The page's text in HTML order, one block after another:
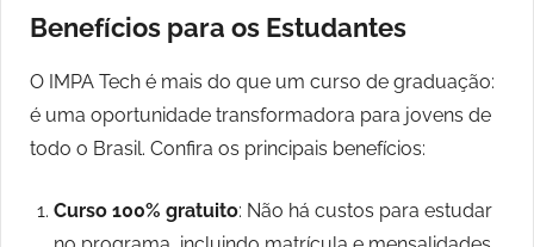
Benefícios para os Estudantes
O IMPA Tech é mais do que um curso de graduação:
é uma oportunidade transformadora para jovens de
todo o Brasil. Confira os principais benefícios:
Curso 100% gratuito: Não há custos para estudar